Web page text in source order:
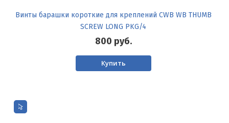
Винты барашки короткие для креплений CWB WB THUMB
SCREW LONG PKG/4
800 руб.
Купить